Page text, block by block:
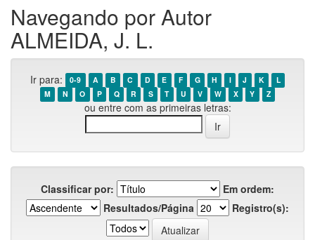
Navegando por Autor
ALMEIDA, J. L.
Ir para: 0-9 A B C D E F G H I J K
L
M
N O P Q R S T U V W X Y Z
ou entre com as primeiras letras:
Classificar por:
Em ordem:
Resultados/Página
Registro(s):